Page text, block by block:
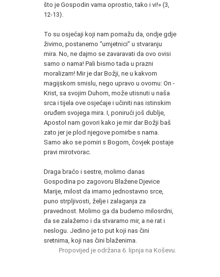
što je Gospodin vama oprostio, tako i vi!» (3,
12-13).
To su osjećaji koji nam pomažu da, ondje gdje
živimo, postanemo “umjetnici” u stvaranju
mira. No, ne dajmo se zavaravati da ovo ovisi
samo o nama! Pali bismo tada u prazni
moralizam! Mir je dar Božji, ne u kakvom
magijskom smislu, nego upravo u ovomu: On -
Krist, sa svojim Duhom, može utisnuti u naša
srca i tijela ove osjećaje i učiniti nas istinskim
oruđem svojega mira. I, ponirući još dublje,
Apostol nam govori kako je mir dar Božji baš
zato jer je plod njegove pomirbe s nama.
Samo ako se pomiri s Bogom, čovjek postaje
pravi mirotvorac.
Draga braćo i sestre, molimo danas
Gospodina po zagovoru Blažene Djevice
Marije, milost da imamo jednostavno srce,
puno strpljivosti, želje i zalaganja za
pravednost. Molimo ga da budemo milosrdni,
da se zalažemo i da stvaramo mir, a ne rat i
neslogu. Jedino je to put koji nas čini
sretnima, koji nas čini blaženima.
Propovijed je održana 6. lipnja na Koševu.